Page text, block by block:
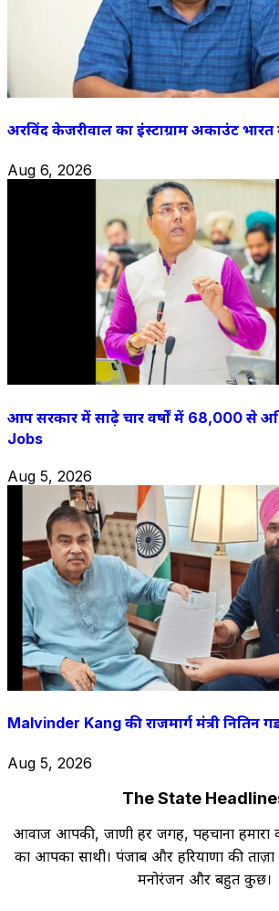
अरविंद केजरीवाल का इंस्टाग्राम अकाउंट
Aug 6, 2026
आप सरकार में साढ़े चार वर्षों में 68,000 से
Jobs
Aug 5, 2026
Malvinder Kang की राजमार्ग मंत्री नितिन
Aug 5, 2026
The State
आवाज आपकी, जाणी हर जगह, पहचाना हमारा
का आपका साथी। पंजाब और हरियाणा की
मनोरंजन और बहुत कुछ।